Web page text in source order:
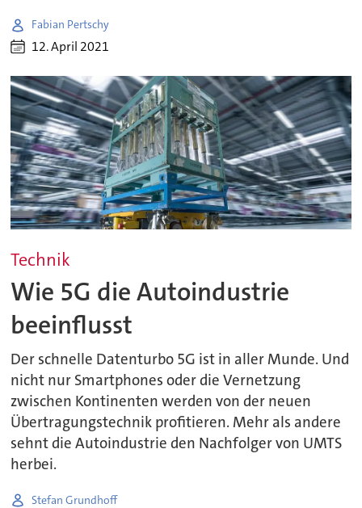
Fabian Pertschy
12. April 2021
Technik
Wie 5G die Autoindustrie
beeinflusst
Der schnelle Datenturbo 5G ist in aller Munde. Und
nicht nur Smartphones oder die Vernetzung
zwischen Kontinenten werden von der neuen
Übertragungstechnik profitieren. Mehr als andere
sehnt die Autoindustrie den Nachfolger von UMTS
herbei.
Stefan Grundhoff